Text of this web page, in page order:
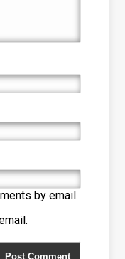
by email.